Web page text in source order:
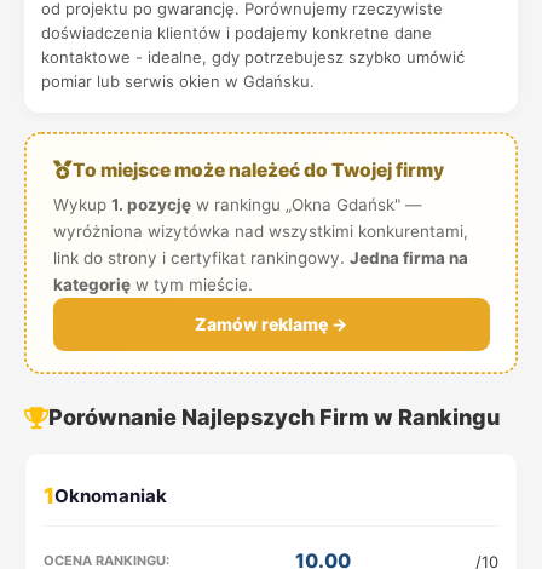
od projektu po gwarancję. Porównujemy rzeczywiste
doświadczenia klientów i podajemy konkretne dane
kontaktowe - idealne, gdy potrzebujesz szybko umówić
pomiar lub serwis okien w Gdańsku.
To miejsce może należeć do Twojej firmy
Wykup 1. pozycjęw rankingu „Okna Gdańsk" —
wyróżniona wizytówka nad wszystkimi konkurentami,
link do strony i certyfikat rankingowy. Jedna firma na
kategorięw tym mieście.
Zamów reklamę →
Porównanie Najlepszych Firm w Rankingu
1
10.00 /10